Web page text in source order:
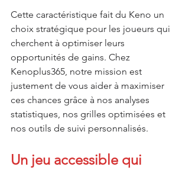
Cette caractéristique fait du Keno un
choix stratégique pour les joueurs qui
cherchent à optimiser leurs
opportunités de gains. Chez
Kenoplus365, notre mission est
justement de vous aider à maximiser
ces chances grâce à nos analyses
statistiques, nos grilles optimisées et
nos outils de suivi personnalisés.
Un jeu accessible qui